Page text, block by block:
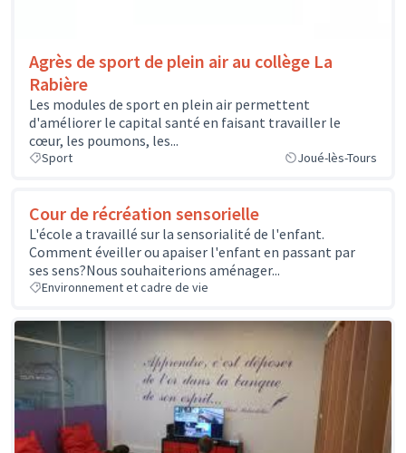
Agrès de sport de plein air au collège La
Rabière
Les modules de sport en plein air permettent
d'améliorer le capital santé en faisant travailler le
cœur, les poumons, les...
Sport Joué-lès-Tours
Cour de récréation sensorielle
L'école a travaillé sur la sensorialité de l'enfant.
Comment éveiller ou apaiser l'enfant en passant par
ses sens?Nous souhaiterions aménager...
Environnement et cadre de vie